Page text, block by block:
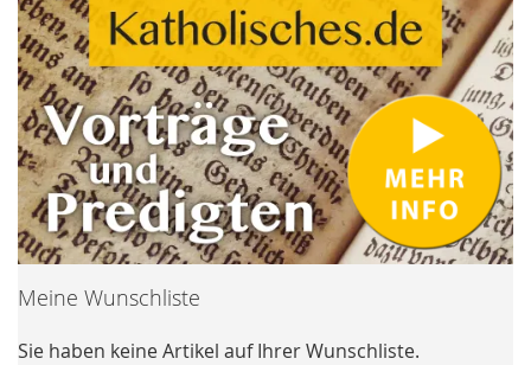
Meine Wunschliste
Sie haben keine Artikel auf Ihrer Wunschliste.